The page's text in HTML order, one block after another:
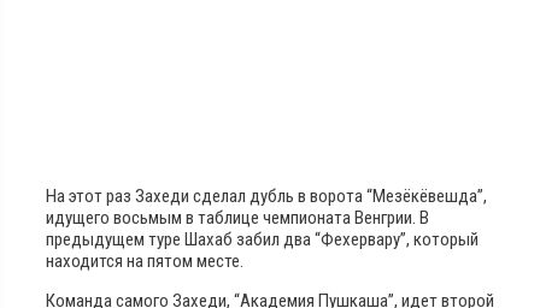
На этот раз Захеди сделал дубль в ворота “Мезёкёвешда”,
идущего восьмым в таблице чемпионата Венгрии. В
предыдущем туре Шахаб забил два “Фехервару”, который
находится на пятом месте.
Команда самого Захеди, “Академия Пушкаша”, идет второй